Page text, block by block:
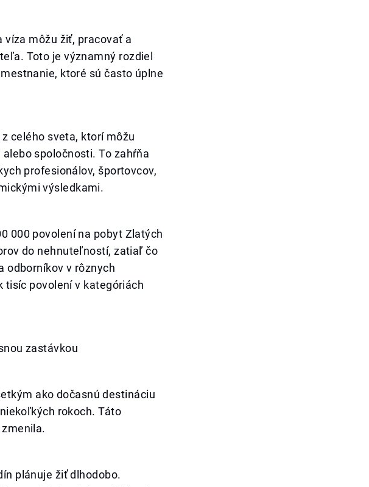
víza môžu žiť, pracovať a
Toto je významný rozdiel
ktoré sú často úplne
celého sveta, ktorí môžu
spoločnosti. To zahŕňa
profesionálov, športovcov,
výsledkami.
000 povolení na pobyt Zlatých
do nehnuteľností, zatiaľ čo
odborníkov v rôznych
tisíc povolení v kategóriách
zastávkou
ako dočasnú destináciu
rokoch. Táto
plánuje žiť dlhodobo.